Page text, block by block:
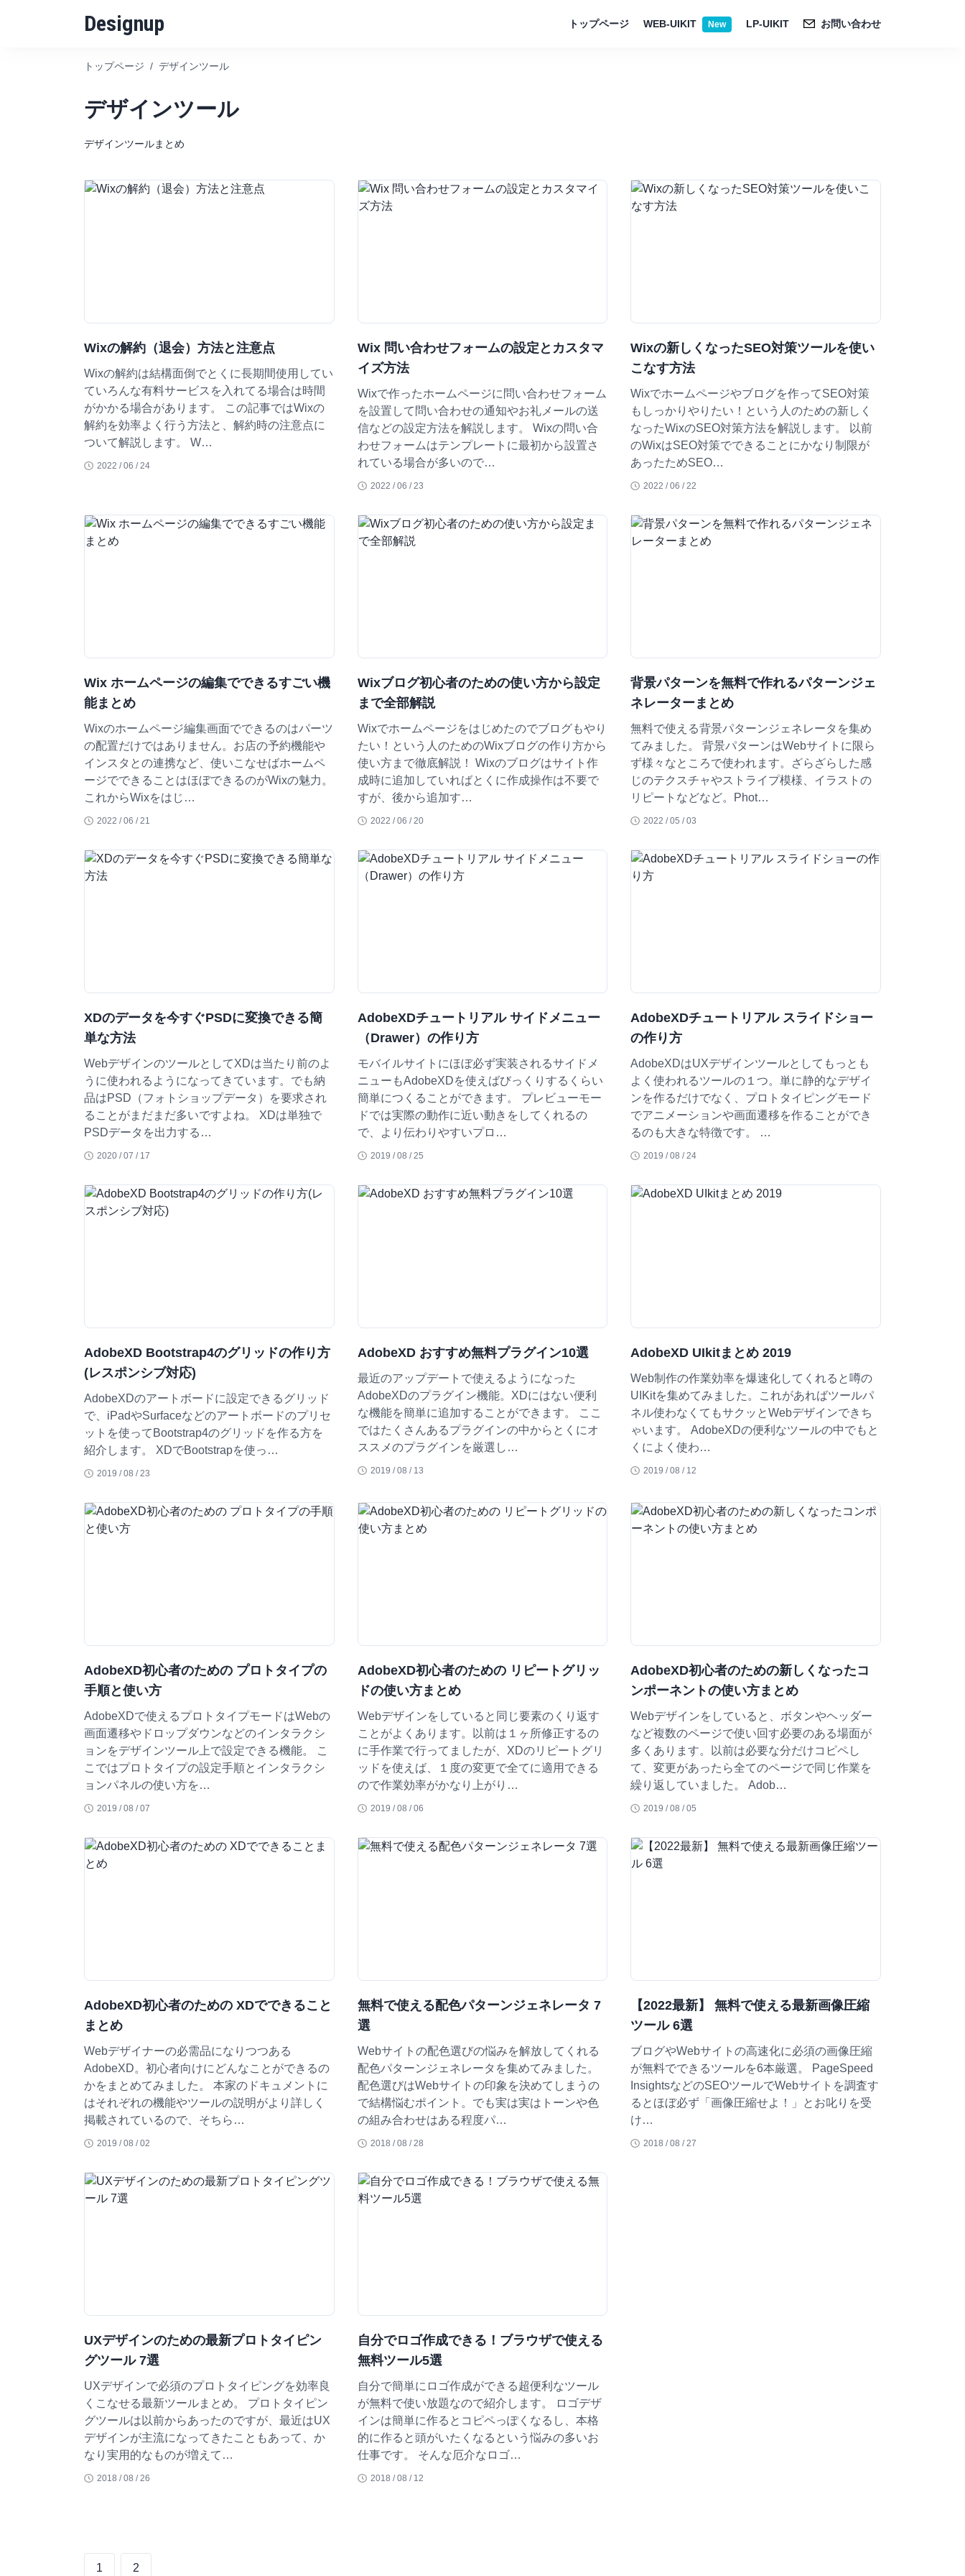
Designup トップページ WEB-UIKIT New LP-UIKIT お問い合わせ
トップページ / デザインツール
デザインツール
デザインツールまとめ
Wixの解約（退会）方法と注意点
Wixの解約は結構面倒でとくに長期間使用してい
ていろんな有料サービスを入れてる場合は時間
がかかる場合があります。 この記事ではWixの
解約を効率よく行う方法と、解約時の注意点に
ついて解説します。 W…
2022 / 06 / 24
Wix 問い合わせフォームの設定とカスタマ
イズ方法
Wixで作ったホームページに問い合わせフォーム
を設置して問い合わせの通知やお礼メールの送
信などの設定方法を解説します。 Wixの問い合
わせフォームはテンプレートに最初から設置さ
れている場合が多いので…
2022 / 06 / 23
Wixの新しくなったSEO対策ツールを使い
こなす方法
Wixでホームページやブログを作ってSEO対策
もしっかりやりたい！という人のための新しく
なったWixのSEO対策方法を解説します。 以前
のWixはSEO対策でできることにかなり制限が
あったためSEO…
2022 / 06 / 22
Wix ホームページの編集でできるすごい機
能まとめ
Wixのホームページ編集画面でできるのはパーツ
の配置だけではありません。お店の予約機能や
インスタとの連携など、使いこなせばホームペ
ージでできることはほぼできるのがWixの魅力。
これからWixをはじ…
2022 / 06 / 21
Wixブログ初心者のための使い方から設定
まで全部解説
Wixでホームページをはじめたのでブログもやり
たい！という人のためのWixブログの作り方から
使い方まで徹底解説！ Wixのブログはサイト作
成時に追加していればとくに作成操作は不要で
すが、後から追加す…
2022 / 06 / 20
背景パターンを無料で作れるパターンジェ
ネレーターまとめ
無料で使える背景パターンジェネレータを集め
てみました。 背景パターンはWebサイトに限ら
ず様々なところで使われます。ざらざらした感
じのテクスチャやストライプ模様、イラストの
リピートなどなど。Phot…
2022 / 05 / 03
XDのデータを今すぐPSDに変換できる簡
単な方法
WebデザインのツールとしてXDは当たり前のよ
うに使われるようになってきています。でも納
品はPSD（フォトショップデータ）を要求され
ることがまだまだ多いですよね。 XDは単独で
PSDデータを出力する…
2020 / 07 / 17
AdobeXDチュートリアル サイドメニュー
（Drawer）の作り方
モバイルサイトにほぼ必ず実装されるサイドメ
ニューもAdobeXDを使えばびっくりするくらい
簡単につくることができます。 プレビューモー
ドでは実際の動作に近い動きをしてくれるの
で、より伝わりやすいプロ…
2019 / 08 / 25
AdobeXDチュートリアル スライドショー
の作り方
AdobeXDはUXデザインツールとしてもっとも
よく使われるツールの１つ。単に静的なデザイ
ンを作るだけでなく、プロトタイピングモード
でアニメーションや画面遷移を作ることができ
るのも大きな特徴です。 …
2019 / 08 / 24
AdobeXD Bootstrap4のグリッドの作り方
(レスポンシブ対応)
AdobeXDのアートボードに設定できるグリッド
で、iPadやSurfaceなどのアートボードのプリセ
ットを使ってBootstrap4のグリッドを作る方を
紹介します。 XDでBootstrapを使っ…
2019 / 08 / 23
AdobeXD おすすめ無料プラグイン10選
最近のアップデートで使えるようになった
AdobeXDのプラグイン機能。XDにはない便利
な機能を簡単に追加することができます。 ここ
ではたくさんあるプラグインの中からとくにオ
ススメのプラグインを厳選し…
2019 / 08 / 13
AdobeXD UIkitまとめ 2019
Web制作の作業効率を爆速化してくれると噂の
UIKitを集めてみました。これがあればツールパ
ネル使わなくてもサクッとWebデザインできち
ゃいます。 AdobeXDの便利なツールの中でもと
くによく使わ…
2019 / 08 / 12
AdobeXD初心者のための プロトタイプの
手順と使い方
AdobeXDで使えるプロトタイプモードはWebの
画面遷移やドロップダウンなどのインタラクシ
ョンをデザインツール上で設定できる機能。 こ
こではプロトタイプの設定手順とインタラクシ
ョンパネルの使い方を…
2019 / 08 / 07
AdobeXD初心者のための リピートグリッ
ドの使い方まとめ
Webデザインをしていると同じ要素のくり返す
ことがよくあります。以前は１ヶ所修正するの
に手作業で行ってましたが、XDのリピートグリ
ッドを使えば、１度の変更で全てに適用できる
ので作業効率がかなり上がり…
2019 / 08 / 06
AdobeXD初心者のための新しくなったコ
ンポーネントの使い方まとめ
Webデザインをしていると、ボタンやヘッダー
など複数のページで使い回す必要のある場面が
多くあります。以前は必要な分だけコピペし
て、変更があったら全てのページで同じ作業を
繰り返していました。 Adob…
2019 / 08 / 05
AdobeXD初心者のための XDでできること
まとめ
Webデザイナーの必需品になりつつある
AdobeXD。初心者向けにどんなことができるの
かをまとめてみました。 本家のドキュメントに
はそれぞれの機能やツールの説明がより詳しく
掲載されているので、そちら…
2019 / 08 / 02
無料で使える配色パターンジェネレータ 7
選
Webサイトの配色選びの悩みを解放してくれる
配色パターンジェネレータを集めてみました。
配色選びはWebサイトの印象を決めてしまうの
で結構悩むポイント。でも実は実はトーンや色
の組み合わせはある程度パ…
2018 / 08 / 28
【2022最新】 無料で使える最新画像圧縮
ツール 6選
ブログやWebサイトの高速化に必須の画像圧縮
が無料でできるツールを6本厳選。 PageSpeed
InsightsなどのSEOツールでWebサイトを調査す
るとほぼ必ず「画像圧縮せよ！」とお叱りを受
け…
2018 / 08 / 27
UXデザインのための最新プロトタイピン
グツール 7選
UXデザインで必須のプロトタイピングを効率良
くこなせる最新ツールまとめ。 プロトタイピン
グツールは以前からあったのですが、最近はUX
デザインが主流になってきたこともあって、か
なり実用的なものが増えて…
2018 / 08 / 26
自分でロゴ作成できる！ブラウザで使える
無料ツール5選
自分で簡単にロゴ作成ができる超便利なツール
が無料で使い放題なので紹介します。 ロゴデザ
インは簡単に作るとコピペっぽくなるし、本格
的に作ると頭がいたくなるという悩みの多いお
仕事です。 そんな厄介なロゴ…
2018 / 08 / 12
1 2